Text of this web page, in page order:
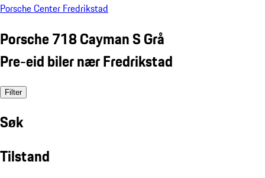
Porsche Center Fredrikstad
Porsche 718 Cayman S Grå
Pre-eid biler nær Fredrikstad
Filter
Søk
Tilstand